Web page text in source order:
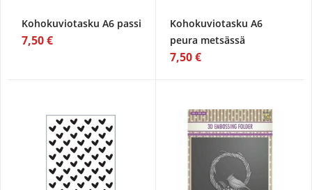
Kohokuviotasku A6 passi
7,50 €
Kohokuviotasku A6
peura metsässä
7,50 €